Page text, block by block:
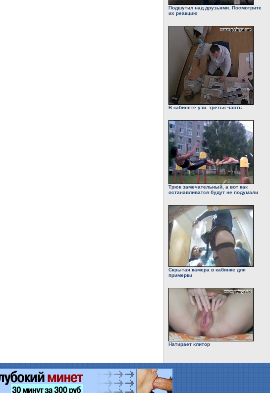
Подшутил над друзьями. Посмотрите
их реакцию
В кабинете узи. третья часть
Трюк замечательный, а вот как
останавливатся будут не подумали
Скрытая камера в кабинке для
примерки
Натирает клитор